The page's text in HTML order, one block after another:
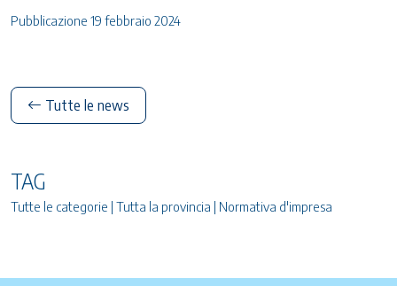
Pubblicazione 19 febbraio 2024
Tutte le news
TAG
Tutte le categorie | Tutta la provincia | Normativa d'impresa